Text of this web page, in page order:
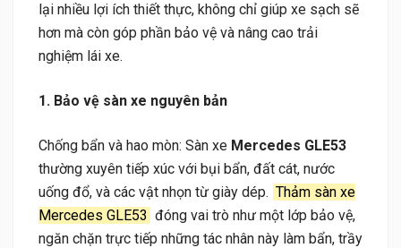
lại nhiều lợi ích thiết thực, không chỉ giúp xe sạch sẽ
hơn mà còn góp phần bảo vệ và nâng cao trải
nghiệm lái xe.
1. Bảo vệ sàn xe nguyên bản
Chống bẩn và hao mòn: Sàn xe Mercedes GLE53
thường xuyên tiếp xúc với bụi bẩn, đất cát, nước
uống đổ, và các vật nhọn từ giày dép. Thảm sàn xe
Mercedes GLE53 đóng vai trò như một lớp bảo vệ,
ngăn chặn trực tiếp những tác nhân này làm bẩn, trầy